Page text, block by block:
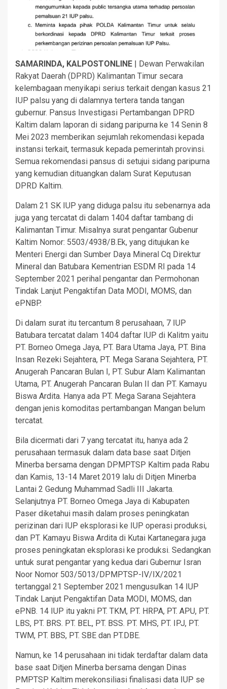
SAMARINDA, KALPOSTONLINE | Dewan Perwakilan
Rakyat Daerah (DPRD) Kalimantan Timur secara
kelembagaan menyikapi serius terkait dengan kasus 21
IUP palsu yang di dalamnya tertera tanda tangan
gubernur. Pansus Investigasi Pertambangan DPRD
Kaltim dalam laporan di sidang paripurna ke 14 Senin 8
Mei 2023 memberikan sejumlah rekomendasi kepada
instansi terkait, termasuk kepada pemerintah provinsi.
Semua rekomendasi pansus di setujui sidang paripurna
yang kemudian dituangkan dalam Surat Keputusan
DPRD Kaltim.
Dalam 21 SK IUP yang diduga palsu itu sebenarnya ada
juga yang tercatat di dalam 1404 daftar tambang di
Kalimantan Timur. Misalnya surat pengantar Gubenur
Kaltim Nomor: 5503/4938/B.Ek, yang ditujukan ke
Menteri Energi dan Sumber Daya Mineral Cq Direktur
Mineral dan Batubara Kementrian ESDM RI pada 14
September 2021 perihal pengantar dan Permohonan
Tindak Lanjut Pengaktifan Data MODI, MOMS, dan
ePNBP.
Di dalam surat itu tercantum 8 perusahaan, 7 IUP
Batubara tercatat dalam 1404 daftar IUP di Kalitm yaitu
PT. Borneo Omega Jaya, PT. Bara Utama Jaya, PT. Bina
Insan Rezeki Sejahtera, PT. Mega Sarana Sejahtera, PT.
Anugerah Pancaran Bulan I, PT. Subur Alam Kalimantan
Utama, PT. Anugerah Pancaran Bulan II dan PT. Kamayu
Biswa Ardita. Hanya ada PT. Mega Sarana Sejahtera
dengan jenis komoditas pertambangan Mangan belum
tercatat.
Bila dicermati dari 7 yang tercatat itu, hanya ada 2
perusahaan termasuk dalam data base saat Ditjen
Minerba bersama dengan DPMPTSP Kaltim pada Rabu
dan Kamis, 13-14 Maret 2019 lalu di Ditjen Minerba
Lantai 2 Gedung Muhammad Sadli III Jakarta.
Selanjutnya PT. Borneo Omega Jaya di Kabupaten
Paser diketahui masih dalam proses peningkatan
perizinan dari IUP eksplorasi ke IUP operasi produksi,
dan PT. Kamayu Biswa Ardita di Kutai Kartanegara juga
proses peningkatan eksplorasi ke produksi. Sedangkan
untuk surat pengantar yang kedua dari Gubernur Isran
Noor Nomor 503/5013/DPMPTSP-IV/IX/2021
tertanggal 21 September 2021 mengusulkan 14 IUP
Tindak Lanjut Pengaktifan Data MODI, MOMS, dan
ePNB. 14 IUP itu yakni PT. TKM, PT. HRPA, PT. APU, PT.
LBS, PT. BRS. PT. BEL, PT. BSS. PT. MHS, PT. IPJ, PT.
TWM, PT. BBS, PT. SBE dan PT.DBE.
Namun, ke 14 perusahaan ini tidak terdaftar dalam data
base saat Ditjen Minerba bersama dengan Dinas
PMPTSP Kaltim merekonsiliasi finalisasi data IUP se